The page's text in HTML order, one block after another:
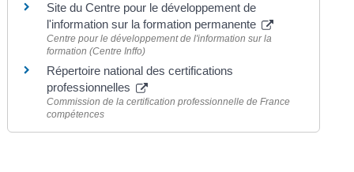
Site du Centre pour le développement de
l'information sur la formation permanente
Centre pour le développement de l'information sur la
formation (Centre Inffo)
Répertoire national des certifications
professionnelles
Commission de la certification professionnelle de France
compétences